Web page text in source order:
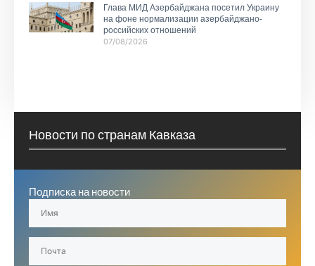
Глава МИД Азербайджана посетил Украину
на фоне нормализации азербайджано-
российских отношений
07/08/2026
Новости по странам Кавказа
Подписка на новости